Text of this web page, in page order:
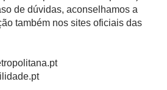
de dúvidas, aconselhamos a
também nos sites oficiais das